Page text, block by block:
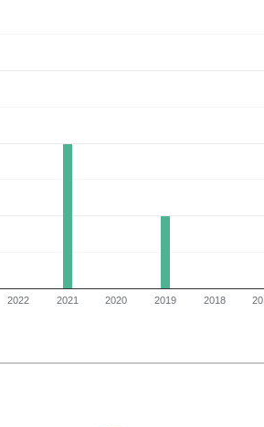
2022 2021 2020 2019 2018